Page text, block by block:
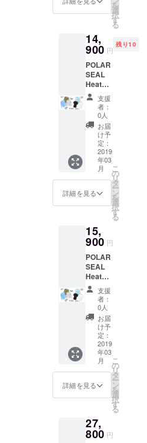
を
選
択
す
る
14,
900 円
残り10
POLAR
SEAL
Heated
Tops（
長袖）1
着※送料
無料
支援
者：
0人
お届
け予
定：
2019
年03
月
詳細を見る
こ
の
リ
タ
ー
ン
を
選
択
す
る
15,
900 円
POLAR
SEAL
Heated
Tops（
長袖）
1着※送
料無料
支援
者：
0人
お届
け予
定：
2019
年03
月
詳細を見る
こ
の
リ
タ
ー
ン
を
選
択
す
る
27,
800 円